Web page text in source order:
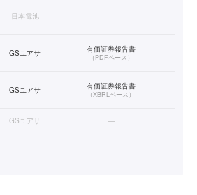
日本電池 —
GSユアサ 有価証券報告書
（PDFベース）
GSユアサ 有価証券報告書
（XBRLベース）
GSユアサ —